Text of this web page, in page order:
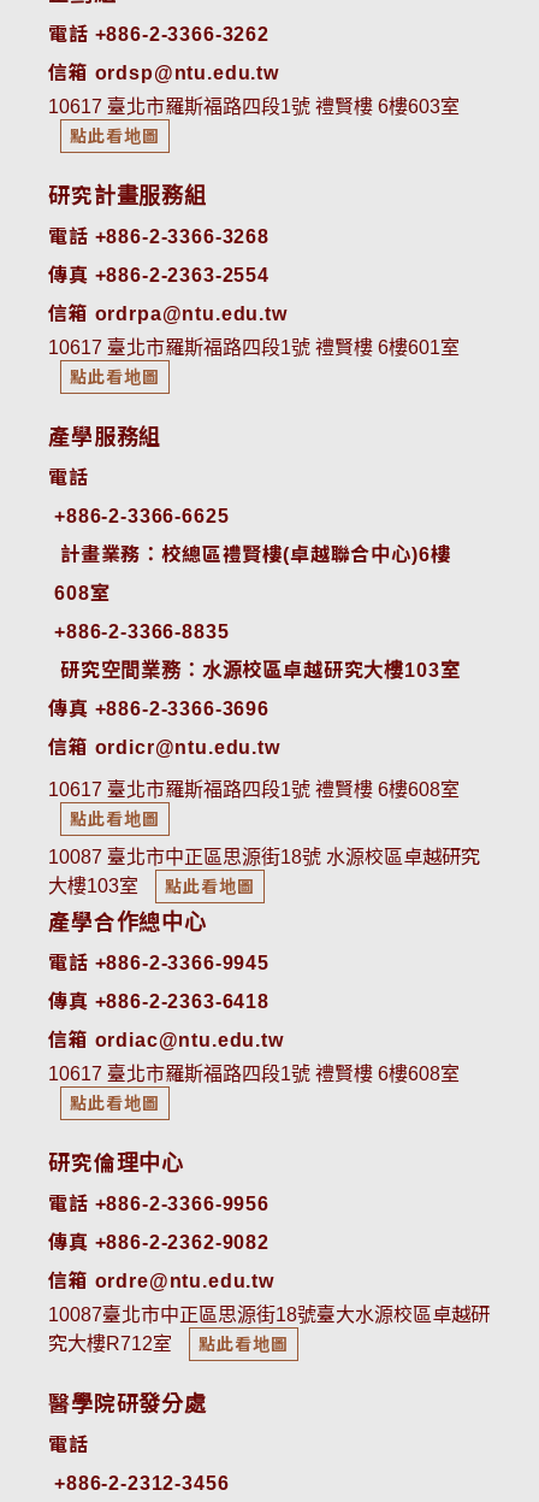
電話 +886-2-3366-3262
信箱 ordsp@ntu.edu.tw
10617 臺北市羅斯福路四段1號 禮賢樓 6樓603室
點此看地圖
研究計畫服務組
電話 +886-2-3366-3268
傳真 +886-2-2363-2554
信箱 ordrpa@ntu.edu.tw
10617 臺北市羅斯福路四段1號 禮賢樓 6樓601室
點此看地圖
產學服務組
電話
+886-2-3366-6625
計畫業務：校總區禮賢樓(卓越聯合中心)6樓
608室
+886-2-3366-8835
研究空間業務：水源校區卓越研究大樓103室
傳真 +886-2-3366-3696
信箱 ordicr@ntu.edu.tw
10617 臺北市羅斯福路四段1號 禮賢樓 6樓608室
點此看地圖
10087 臺北市中正區思源街18號 水源校區卓越研究
大樓103室
點此看地圖
產學合作總中心
電話 +886-2-3366-9945
傳真 +886-2-2363-6418
信箱 ordiac@ntu.edu.tw
10617 臺北市羅斯福路四段1號 禮賢樓 6樓608室
點此看地圖
研究倫理中心
電話 +886-2-3366-9956
傳真 +886-2-2362-9082
信箱 ordre@ntu.edu.tw
10087臺北市中正區思源街18號臺大水源校區卓越研
究大樓R712室
點此看地圖
醫學院研發分處
電話